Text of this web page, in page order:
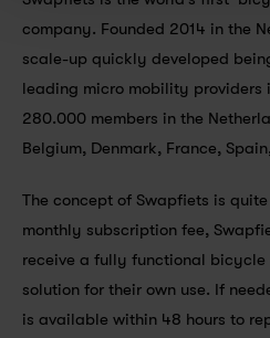
company. Founded 2014 in the
scale-up quickly developed
leading micro mobility providers
280.000 members in the
Belgium, Denmark, France,
The concept of Swapfiets is
monthly subscription fee,
receive a fully functional bicycle
solution for their own use. If
is available within 48 hours to